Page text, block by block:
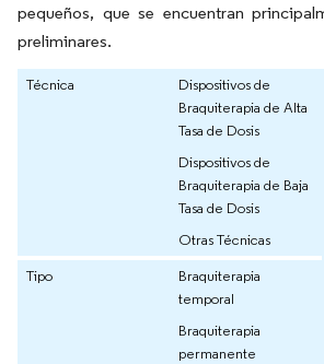
pequeños, que se encuentran
preliminares.
Técnica
Dispositivos de
Braquiterapia de Alta
Tasa de Dosis
Dispositivos de
Braquiterapia de Baja
Tasa de Dosis
Otras Técnicas
Tipo
Braquiterapia
temporal
Braquiterapia
permanente